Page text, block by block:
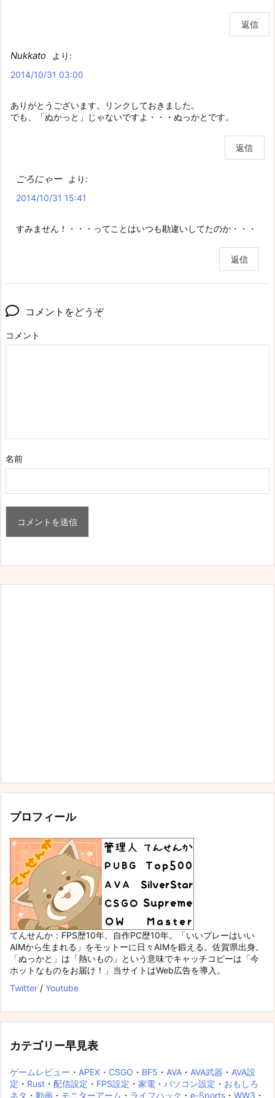
返信
Nukkato
より:
2014/10/31 03:00
ありがとうございます。リンクしておきました。
でも、「ぬかっと」じゃないですよ・・・ぬっかとです。
返信
ごろにゃー
より:
2014/10/31 15:41
すみません！・・・ってことはいつも勘違いしてたのか・・・
返信
コメントをどうぞ
コメント
名前
プロフィール
てんせんか：FPS歴10年、自作PC歴10年。「いいプレーはいい
AIMから生まれる」をモットーに日々AIMを鍛える。佐賀県出身。
「ぬっかと」は「熱いもの」という意味でキャッチコピーは「今
ホットなものをお届け！」当サイトはWeb広告を導入。
Twitter / Youtube
カテゴリー早見表
ゲームレビュー ・ APEX ・ CSGO ・ BF5 ・ AVA ・ AVA武器 ・ AVA設
定 ・ Rust ・ 配信設定 ・ FPS設定 ・ 家電 ・ パソコン設定 ・ おもしろ
ネタ ・ 動画 ・ モニターアーム ・ ライフハック ・ e-Sports ・ WW3 ・